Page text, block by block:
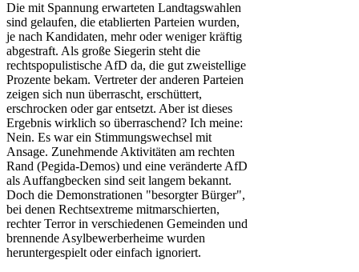
Die mit Spannung erwarteten Landtagswahlen
sind gelaufen, die etablierten Parteien wurden,
je nach Kandidaten, mehr oder weniger kräftig
abgestraft. Als große Siegerin steht die
rechtspopulistische AfD da, die gut zweistellige
Prozente bekam. Vertreter der anderen Parteien
zeigen sich nun überrascht, erschüttert,
erschrocken oder gar entsetzt. Aber ist dieses
Ergebnis wirklich so überraschend? Ich meine:
Nein. Es war ein Stimmungswechsel mit
Ansage. Zunehmende Aktivitäten am rechten
Rand (Pegida-Demos) und eine veränderte AfD
als Auffangbecken sind seit langem bekannt.
Doch die Demonstrationen "besorgter Bürger",
bei denen Rechtsextreme mitmarschierten,
rechter Terror in verschiedenen Gemeinden und
brennende Asylbewerberheime wurden
heruntergespielt oder einfach ignoriert.